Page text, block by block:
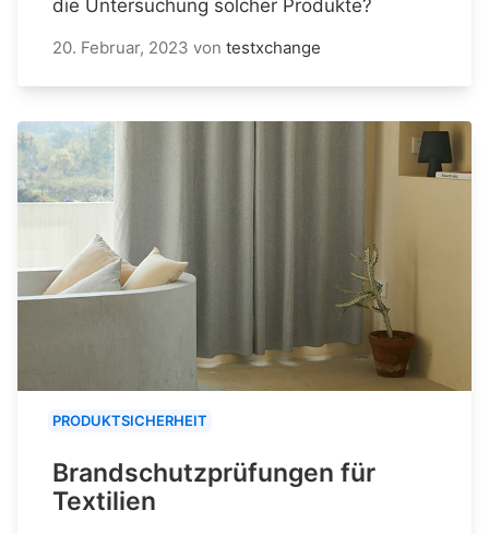
die Untersuchung solcher Produkte?
20. Februar, 2023 von testxchange
PRODUKTSICHERHEIT
Brandschutzprüfungen für
Textilien